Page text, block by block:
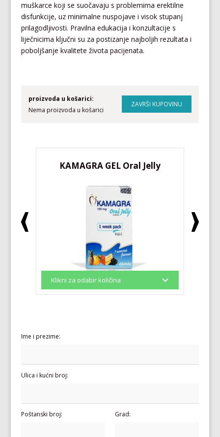
muškarce koji se suočavaju s problemima erektilne
disfunkcije, uz minimalne nuspojave i visok stupanj
prilagodljivosti. Pravilna edukacija i konzultacije s
liječnicima ključni su za postizanje najboljih rezultata i
poboljšanje kvalitete života pacijenata.
proizvoda u košarici:
Nema proizvoda u košarici
KAMAGRA GEL Oral Jelly
Ime i prezime:
Ulica i kućni broj:
Poštanski broj: Grad: